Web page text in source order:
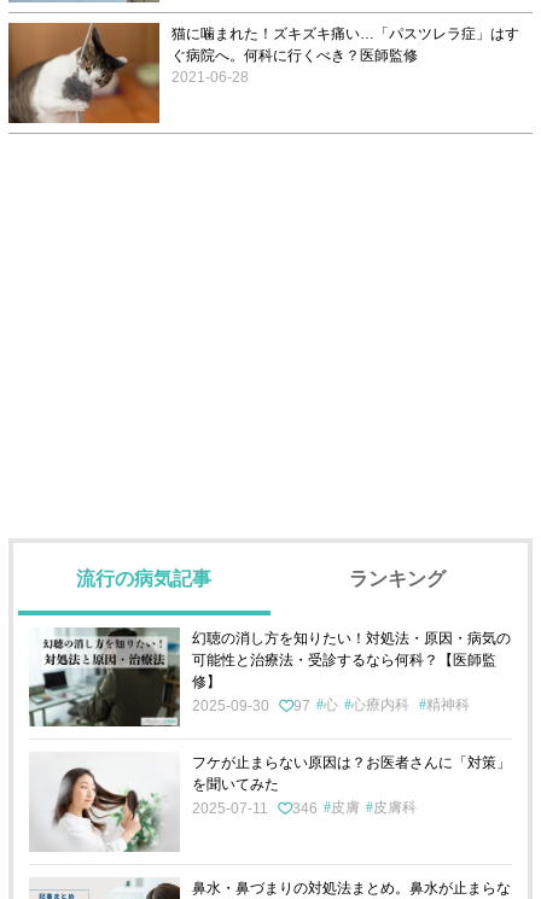
猫に噛まれた！ズキズキ痛い…「パスツレラ症」はす
ぐ病院へ。何科に行くべき？医師監修
2021-06-28
流行の病気記事 ランキング
幻聴の消し方を知りたい！対処法・原因・病気の
可能性と治療法・受診するなら何科？【医師監
修】
2025-09-30
97 心 心療内科 精神科
フケが止まらない原因は？お医者さんに「対策」
を聞いてみた
2025-07-11
346 皮膚 皮膚科
鼻水・鼻づまりの対処法まとめ。鼻水が止まらな